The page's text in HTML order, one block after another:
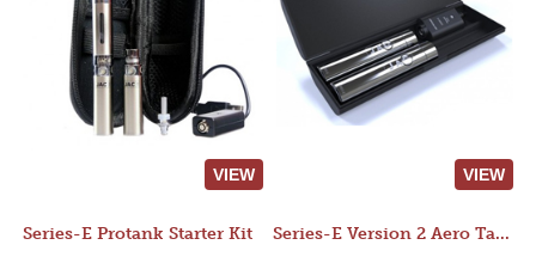
VIEW VIEW
Series-E Protank Starter Kit Series-E Version 2 Aero Tank Starter Kit